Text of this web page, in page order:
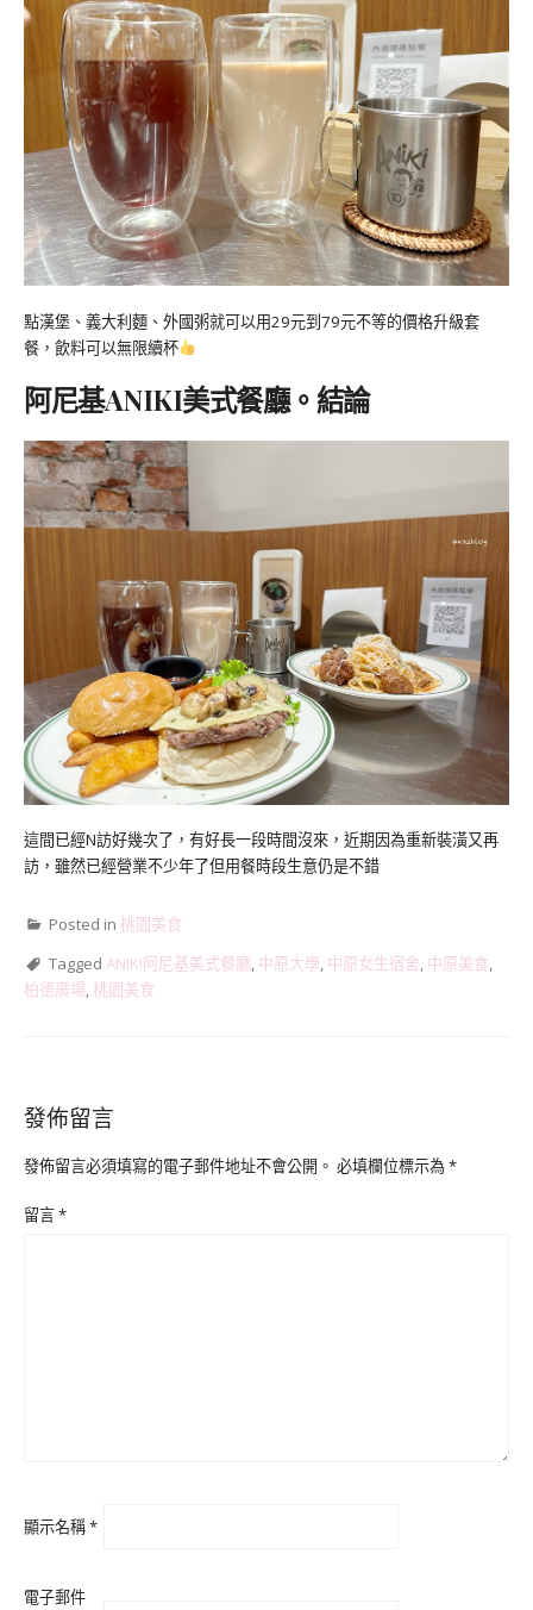
點漢堡、義大利麵、外國粥就可以用29元到79元不等的價格升級套
餐，飲料可以無限續杯
阿尼基ANIKI美式餐廳。結論
這間已經N訪好幾次了，有好長一段時間沒來，近期因為重新裝潢又再
訪，雖然已經營業不少年了但用餐時段生意仍是不錯
Posted in 桃園美食
Tagged ANIKI阿尼基美式餐廳, 中原大學, 中原女生宿舍, 中原美食,
柏德廣場, 桃園美食
發佈留言
發佈留言必須填寫的電子郵件地址不會公開。 必填欄位標示為*
留言*
顯示名稱*
電子郵件